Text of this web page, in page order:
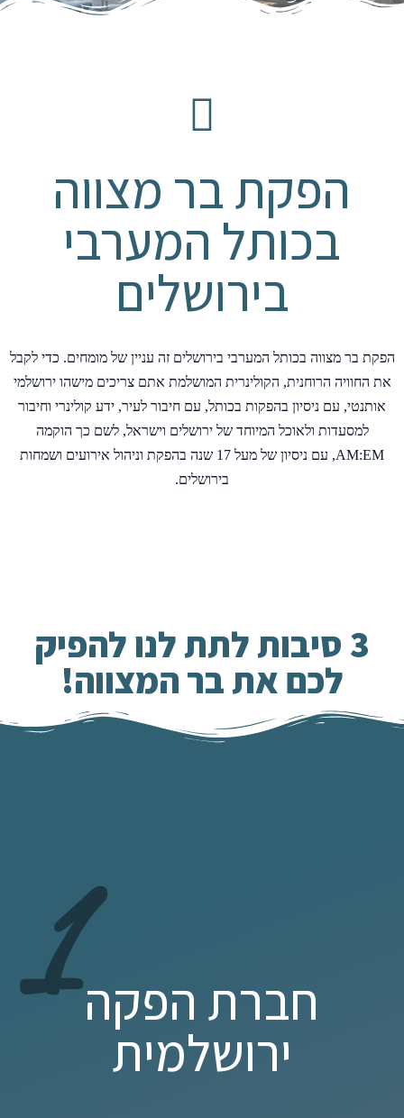
הפקת בר מצווה
בכותל המערבי
בירושלים
הפקת בר מצווה בכותל המערבי בירושלים זה עניין של מומחים. כדי לקבל
את החוויה הרוחנית, הקולינרית המושלמת אתם צריכים מישהו ירושלמי
אותנטי, עם ניסיון בהפקות בכותל, עם חיבור לעיר, ידע קולינרי וחיבור
למסעדות ולאוכל המיוחד של ירושלים וישראל, לשם כך הוקמה
AM:EM, עם ניסיון של מעל 17 שנה בהפקת וניהול אירועים ושמחות
בירושלים.
3 סיבות לתת לנו להפיק
לכם את בר המצווה!
1חברת הפקה
ירושלמית